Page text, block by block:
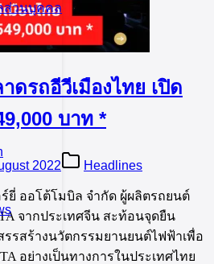
ส่วนบุคคล
ดรถอีวีเมืองไทย เปิด
บาท *
2022 Headlines
ยี่ ออโต้โมบิล จำกัด ผู้ผลิตรถยนต์
จากประเทศจีน สะท้อนจุดยืน
สรรสร้างนวัตกรรมยานยนต์ไฟฟ้าเพื่อ
อย่างเป็นทางการในประเทศไทย